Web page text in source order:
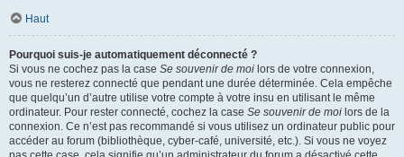
Haut
Pourquoi suis-je automatiquement déconnecté ?
Si vous ne cochez pas la case Se souvenir de moi lors de votre connexion,
vous ne resterez connecté que pendant une durée déterminée. Cela empêche
que quelqu’un d’autre utilise votre compte à votre insu en utilisant le même
ordinateur. Pour rester connecté, cochez la case Se souvenir de moi lors de la
connexion. Ce n’est pas recommandé si vous utilisez un ordinateur public pour
accéder au forum (bibliothèque, cyber-café, université, etc.). Si vous ne voyez